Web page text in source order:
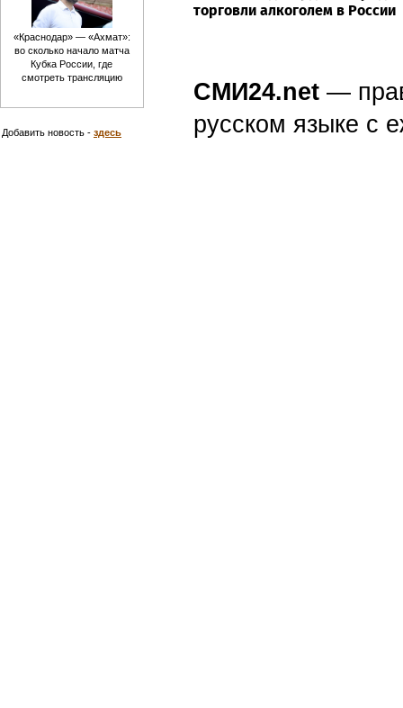
торговли алкоголем в России
СМИ24.net —
русском языке с
«Краснодар» — «Ахмат»:
во сколько начало матча
Кубка России, где
смотреть трансляцию
Добавить новость - здесь